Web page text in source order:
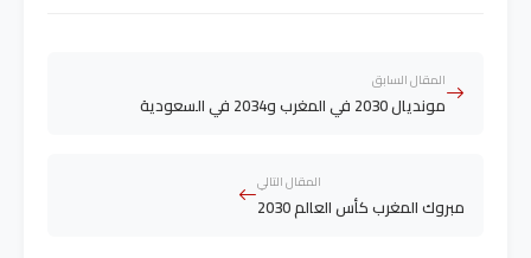
المقال السابق
مونديال 2030 في المغرب و2034 في السعودية
المقال التالي
مبروك المغرب كأس العالم 2030